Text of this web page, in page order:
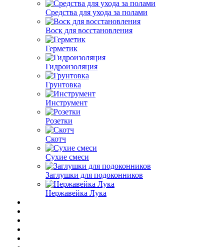
Средства для ухода за полами
Воск для восстановления
Герметик
Гидроизоляция
Грунтовка
Инструмент
Розетки
Скотч
Сухие смеси
Заглушки для подоконников
Нержавейка Лука